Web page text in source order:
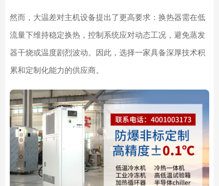
然而，大温差对主机设备提出了更高要求：换热器需在低
流量下维持稳定换热，控制系统应对动态工况，避免蒸发
器干烧或温度剧烈波动。因此，选择一家具备深厚技术积
累和定制化能力的供应商。